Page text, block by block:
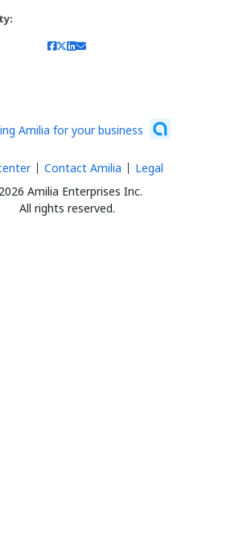
Amilia for your business
Amilia Enterprises Inc.
All rights reserved.
Contact Amilia Legal